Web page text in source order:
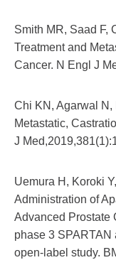
Smith MR, Saad F,
Treatment and
Cancer. N Engl J
Chi KN, Agarwal N,
Metastatic,
J
Uemura H, Koroki
Administration of
Advanced Prostate
phase 3 SPARTAN
open-label study.